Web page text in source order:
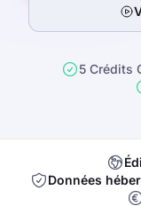
5 Crédits
Données